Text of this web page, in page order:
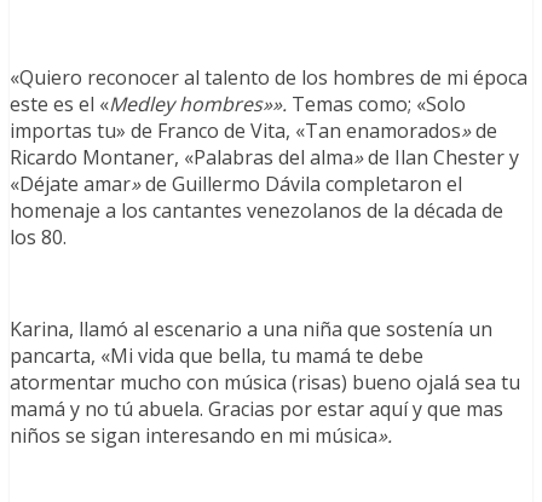
«Quiero reconocer al talento de los hombres de mi época
este es el «Medley hombres»». Temas como; «Solo
importas tu» de Franco de Vita, «Tan enamorados»de
Ricardo Montaner, «Palabras del alma»de Ilan Chester y
«Déjate amar»de Guillermo Dávila completaron el
homenaje a los cantantes venezolanos de la década de
los 80.
Karina, llamó al escenario a una niña que sostenía un
pancarta, «Mi vida que bella, tu mamá te debe
atormentar mucho con música (risas) bueno ojalá sea tu
mamá y no tú abuela. Gracias por estar aquí y que mas
niños se sigan interesando en mi música».